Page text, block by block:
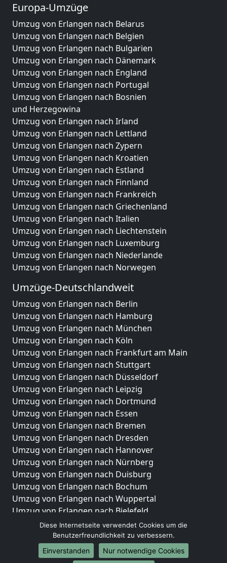
Europa-Umzüge
Umzug von Erlangen nach Belarus
Umzug von Erlangen nach Belgien
Umzug von Erlangen nach Bulgarien
Umzug von Erlangen nach Dänemark
Umzug von Erlangen nach England
Umzug von Erlangen nach Portugal
Umzug von Erlangen nach Bosnien
und Herzegowina
Umzug von Erlangen nach Irland
Umzug von Erlangen nach Lettland
Umzug von Erlangen nach Zypern
Umzug von Erlangen nach Kroatien
Umzug von Erlangen nach Estland
Umzug von Erlangen nach Finnland
Umzug von Erlangen nach Frankreich
Umzug von Erlangen nach Griechenland
Umzug von Erlangen nach Italien
Umzug von Erlangen nach Liechtenstein
Umzug von Erlangen nach Luxemburg
Umzug von Erlangen nach Niederlande
Umzug von Erlangen nach Norwegen
Umzüge-Deutschlandweit
Umzug von Erlangen nach Berlin
Umzug von Erlangen nach Hamburg
Umzug von Erlangen nach München
Umzug von Erlangen nach Köln
Umzug von Erlangen nach Frankfurt am Main
Umzug von Erlangen nach Stuttgart
Umzug von Erlangen nach Düsseldorf
Umzug von Erlangen nach Leipzig
Umzug von Erlangen nach Dortmund
Umzug von Erlangen nach Essen
Umzug von Erlangen nach Bremen
Umzug von Erlangen nach Dresden
Umzug von Erlangen nach Hannover
Umzug von Erlangen nach Nürnberg
Umzug von Erlangen nach Duisburg
Umzug von Erlangen nach Bochum
Umzug von Erlangen nach Wuppertal
Umzug von Erlangen nach Bielefeld
Umzug von Erlangen nach Bonn
Umzug von Erlangen nach Münster
Internationale-Umzüge
Diese Internetseite verwendet Cookies um die
Benutzerfreundlichkeit zu verbessern.
Einverstanden
Nur notwendige Cookies